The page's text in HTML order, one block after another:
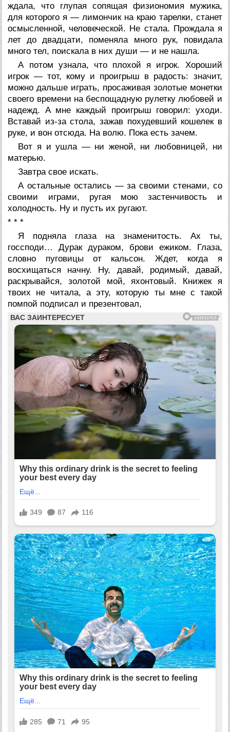
ждала, что глупая сопящая физиономия мужика,
для которого я — лимончик на краю тарелки, станет
осмысленной, человеческой. Не стала. Прождала я
лет до двадцати, поменяла много рук, повидала
много тел, поискала в них души — и не нашла.
А потом узнала, что плохой я игрок. Хороший
игрок — тот, кому и проигрыш в радость: значит,
можно дальше играть, просаживая золотые монетки
своего времени на беспощадную рулетку любовей и
надежд. А мне каждый проигрыш говорил: уходи.
Вставай из-за стола, зажав похудевший кошелек в
руке, и вон отсюда. На волю. Пока есть зачем.
Вот я и ушла — ни женой, ни любовницей, ни
матерью.
Завтра свое искать.
А остальные остались — за своими стенами, со
своими играми, ругая мою застенчивость и
холодность. Ну и пусть их ругают.
* * *
Я подняла глаза на знаменитость. Ах ты,
госсподи… Дурак дураком, брови ежиком. Глаза,
словно пуговицы от кальсон. Ждет, когда я
восхищаться начну. Ну, давай, родимый, давай,
раскрывайся, золотой мой, яхонтовый. Книжек я
твоих не читала, а эту, которую ты мне с такой
помпой подписал и презентовал,